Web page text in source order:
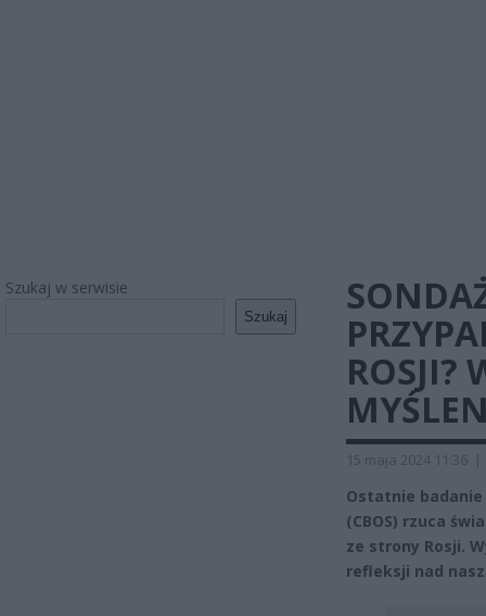
Szukaj w serwisie
Szukaj
ROSJI?
15 maja 2024 11:36 |
Ostatnie badanie
(CBOS) rzuca
ze strony Rosji.
refleksji nad